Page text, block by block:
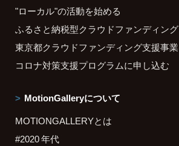
"ローカル"の活動を始める
ふるさと納税型クラウドファンディン
東京都クラウドファンディング支援事
コロナ対策支援プログラムに申し込む
MotionGalleryについて
MOTIONGALLERYとは
#2020 年代